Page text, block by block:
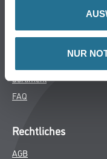
NUR
Aktuelles
Sortiment
FAQ
Rechtliches
AGB